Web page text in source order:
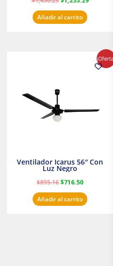
Añadir al carrito
Ventilador Icarus 56″ Con
Luz Negro
$895.16$716.50
precio
actual
Añadir al carrito